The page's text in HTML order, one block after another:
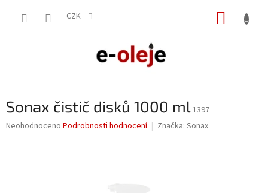
CZK
Sonax čistič disků 1000 ml1397
Průměrné
Neohodnoceno Podrobnosti hodnocení Značka: Sonax